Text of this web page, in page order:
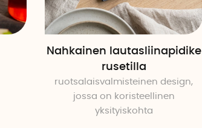
Nahkainen lautasliinapidike
rusetilla
ruotsalaisvalmisteinen design,
jossa on koristeellinen
yksityiskohta